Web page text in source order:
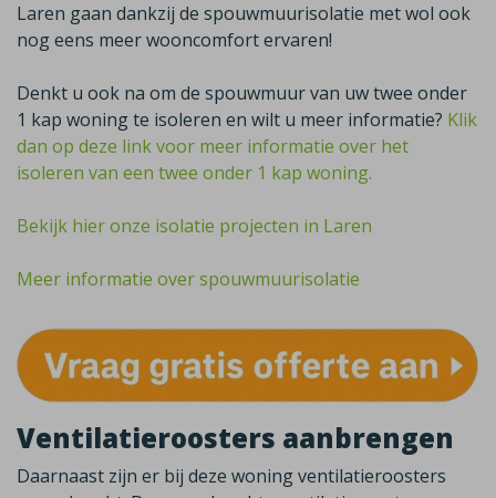
Laren gaan dankzij de spouwmuurisolatie met wol ook
nog eens meer wooncomfort ervaren!
Denkt u ook na om de spouwmuur van uw twee onder
1 kap woning te isoleren en wilt u meer informatie? Klik
dan op deze link voor meer informatie over het
isoleren van een twee onder 1 kap woning.
Bekijk hier onze isolatie projecten in Laren
Meer informatie over spouwmuurisolatie
Ventilatieroosters aanbrengen
Daarnaast zijn er bij deze woning ventilatieroosters